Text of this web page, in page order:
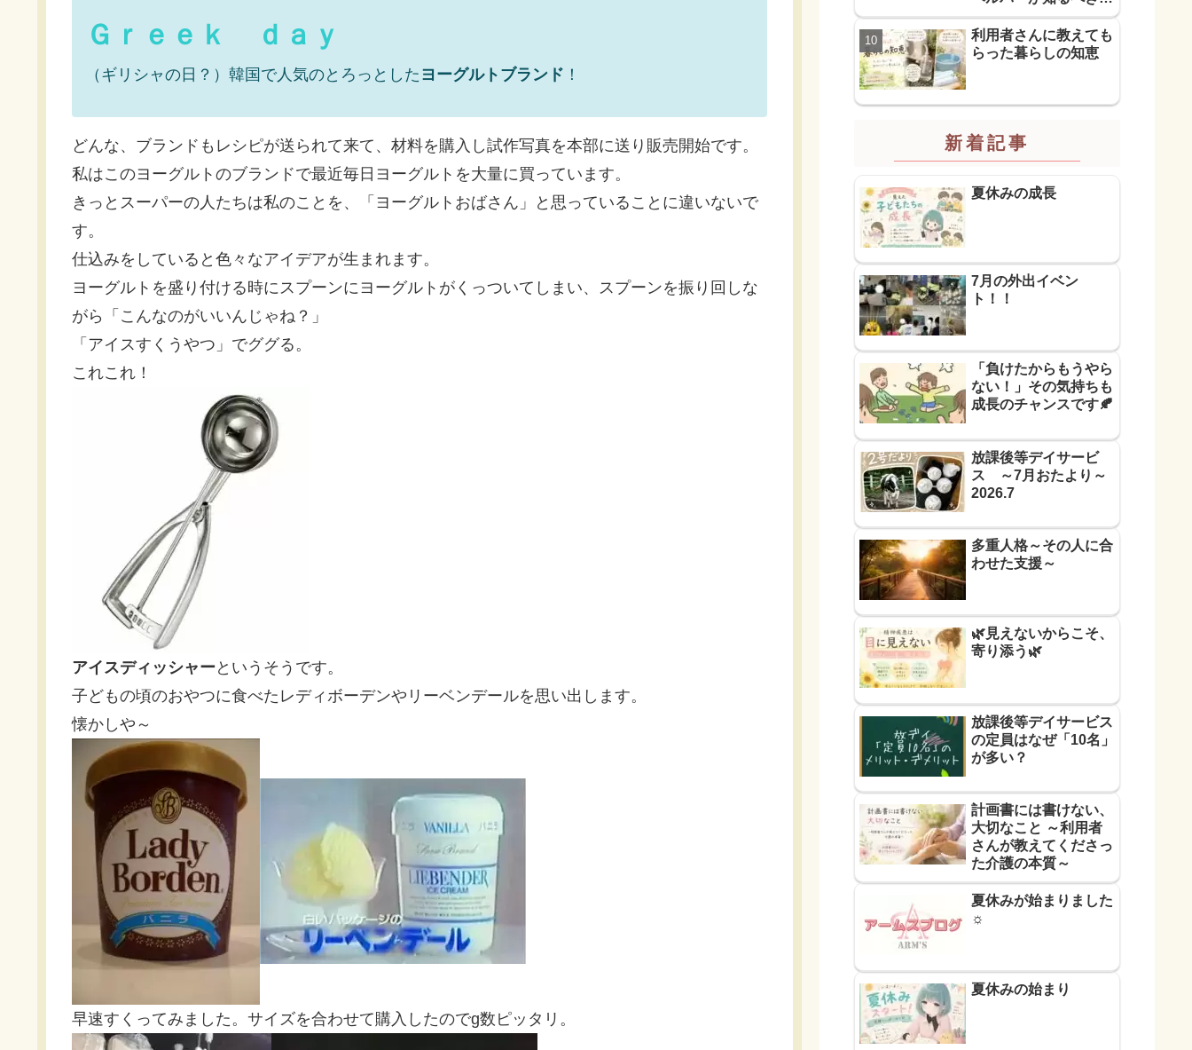
Ｇｒｅｅｋ ｄａｙ
（ギリシャの日？）韓国で人気のとろっとした ヨーグルトブランド ！
どんな、ブランドもレシピが送られて来て、材料を購入し試作写真を本部に送り販売開始です。
私はこのヨーグルトのブランドで最近毎日ヨーグルトを大量に買っています。
きっとスーパーの人たちは私のことを、「ヨーグルトおばさん」と思っていることに違いないで
す。
仕込みをしていると色々なアイデアが生まれます。
ヨーグルトを盛り付ける時にスプーンにヨーグルトがくっついてしまい、スプーンを振り回しな
がら「こんなのがいいんじゃね？」
「アイスすくうやつ」でググる。
これこれ！
アイスディッシャーというそうです。
子どもの頃のおやつに食べたレディボーデンやリーベンデールを思い出します。
懐かしや～
早速すくってみました。サイズを合わせて購入したのでg数ピッタリ。
「信頼に必要なコミュ
力５つ」~
利用者さんに教えても
らった暮らしの知恵
新着記事
夏休みの成長
7月の外出イベン
ト！！
「負けたからもうやら
ない！」その気持ちも
成長のチャンスです🍂
放課後等デイサービ
ス ～7月おたより～
2026.7
多重人格～その人に合
わせた支援～
🌿見えないからこそ、
寄り添う🌿
放課後等デイサービス
の定員はなぜ「10名」
が多い？
計画書には書けない、
大切なこと ～利用者
さんが教えてくださっ
た介護の本質～
夏休みが始まりました
☼
夏休みの始まり